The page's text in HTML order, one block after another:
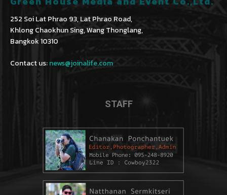
252 Soi Lat Phrao 93, Lat Phrao Road,
Khlong Chaokhun Sing, Wang Thonglang,
Bangkok 10310
Contact us:news@joinalife.com
STAFF